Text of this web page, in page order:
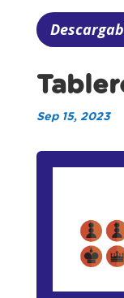
Sep 15, 2023